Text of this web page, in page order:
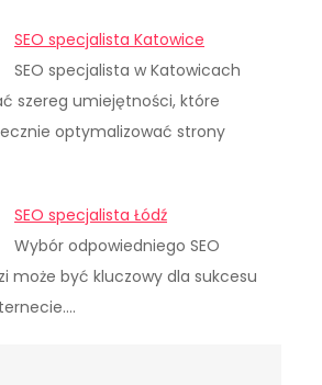
SEO specjalista Katowice
SEO specjalista w Katowicach
szereg umiejętności, które
optymalizować strony
SEO specjalista Łódź
Wybór odpowiedniego SEO
może być kluczowy dla sukcesu